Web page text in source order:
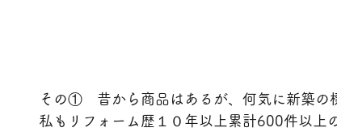
その①　昔から商品はあるが、何気に新築の
私もリフォーム歴１０年以上累計600件以上